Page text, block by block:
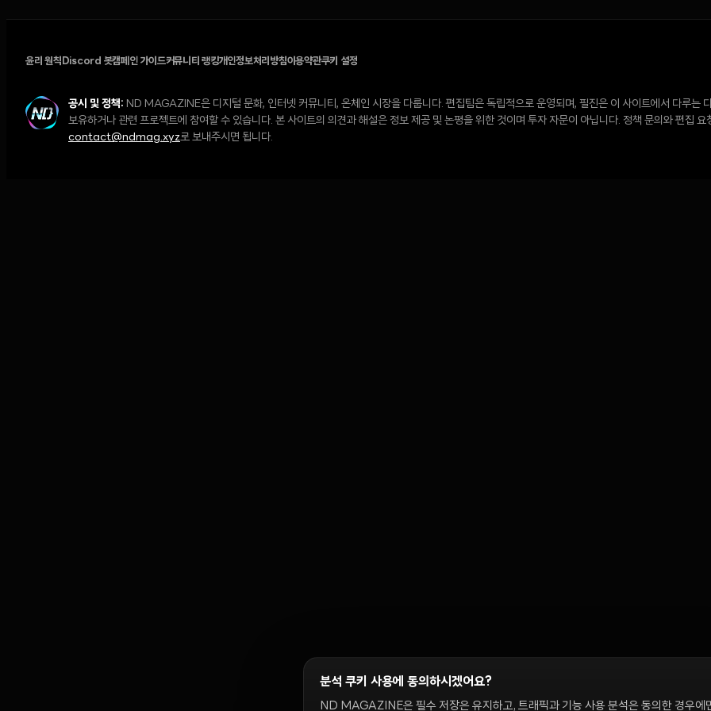
윤리 원칙 Discord 봇캠페인 가이드커뮤니티 랭킹개인정보처리방침이용약관쿠키 설정
공시 및 정책: ND MAGAZINE은 디지털 문화, 인터넷 커뮤니티, 온체인 시장을 다룹니다. 편집팀은 독립적으로 운영되며, 필진은 이 사이트에서 다루는
보유하거나 관련 프로젝트에 참여할 수 있습니다. 본 사이트의 의견과 해설은 정보 제공 및 논평을 위한 것이며 투자 자문이 아닙니다. 정책 문의와 편집 요
contact@ndmag.xyz로 보내주시면 됩니다.
분석 쿠키 사용에 동의하시겠어요?
ND MAGAZINE은 필수 저장은 유지하고, 트래픽과 기능 사용 분석은 동의한 경우에